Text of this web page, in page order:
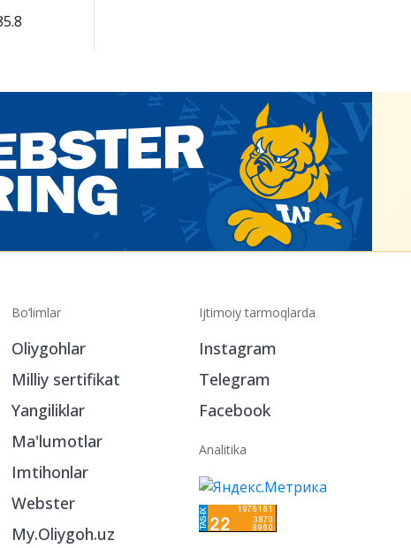
Bo‘limlar
Oliygohlar
Milliy sertifikat
Yangiliklar
Ma'lumotlar
Imtihonlar
Webster
My.Oliygoh.uz
Ijtimoiy tarmoqlarda
Instagram
Telegram
Facebook
Analitika